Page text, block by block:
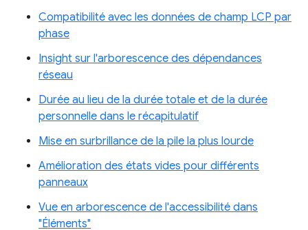
Compatibilité avec les données de champ LCP par
phase
Insight sur l'arborescence des dépendances
réseau
Durée au lieu de la durée totale et de la durée
personnelle dans le récapitulatif
Mise en surbrillance de la pile la plus lourde
Amélioration des états vides pour différents
panneaux
Vue en arborescence de l'accessibilité dans
"Éléments"